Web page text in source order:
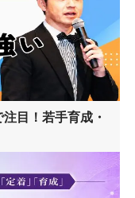
目！若手育成・